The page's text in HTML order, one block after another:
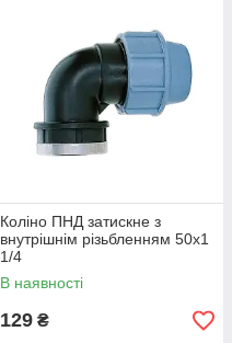
Коліно ПНД затискне з
внутрішнім різьбленням 50х1
1/4
В наявності
129 ₴